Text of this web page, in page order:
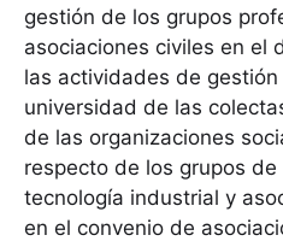
gestión de los grupos
asociaciones civiles en el
las actividades de
universidad de las
de las organizaciones
respecto de los grupos
tecnología industrial y
en el convenio de